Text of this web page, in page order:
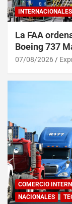
INTERNACIONALES
La FAA
Boeing 737
07/08/2026
COMERCIO
NACIONALES